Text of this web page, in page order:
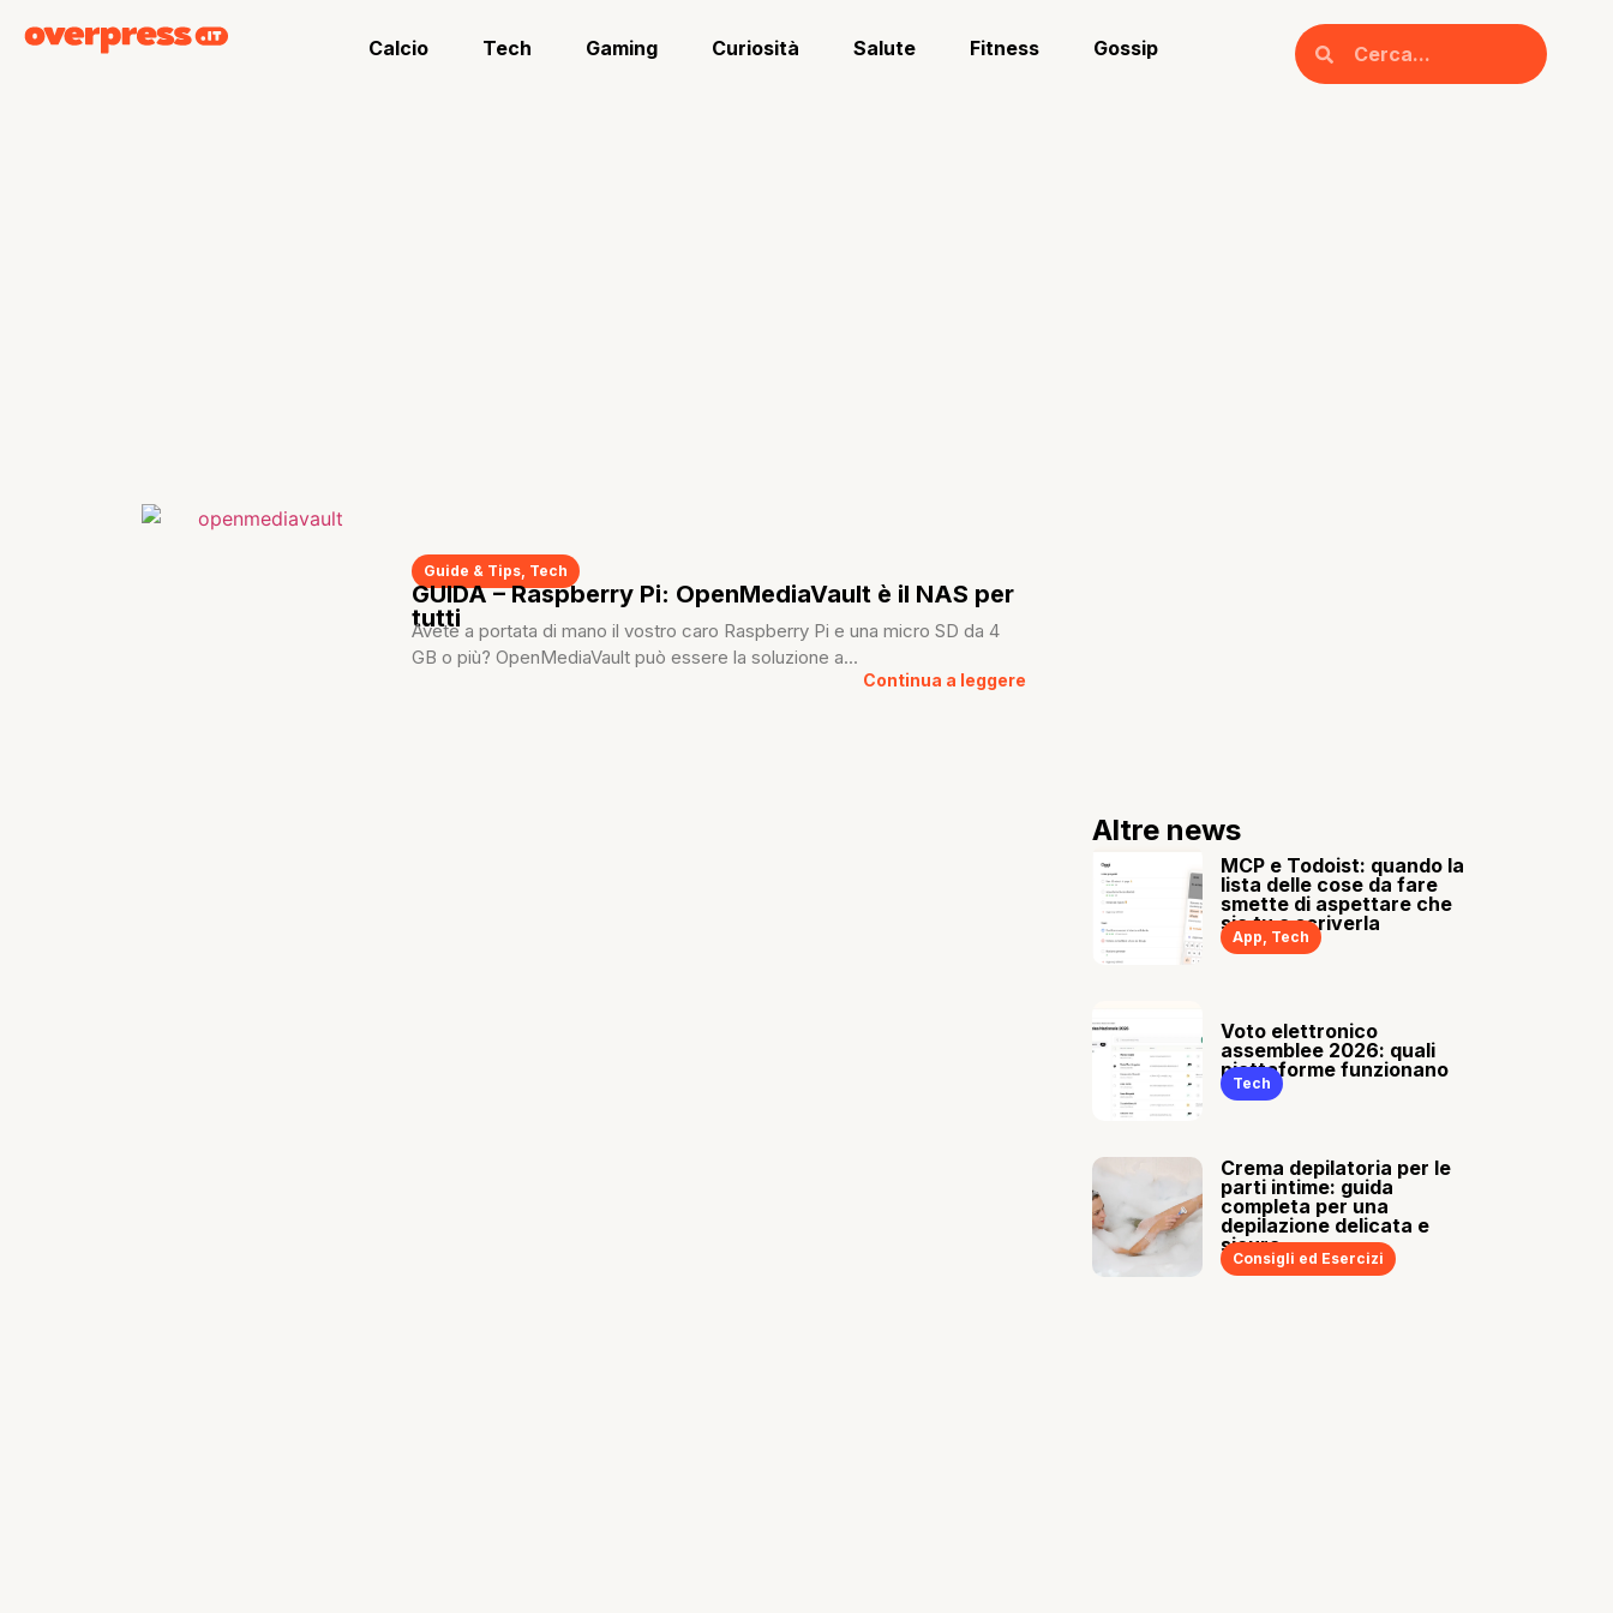
Calcio Tech Gaming Curiosità Salute Fitness Gossip
Guide & Tips, Tech
GUIDA – Raspberry Pi: OpenMediaVault è il NAS per
tutti
Avete a portata di mano il vostro caro Raspberry Pi e una micro SD da 4
GB o più? OpenMediaVault può essere la soluzione a...
Continua a leggere
Altre news
MCP e Todoist: quando la
lista delle cose da fare
smette di aspettare che
sia tu a scriverla
App, Tech
Voto elettronico
assemblee 2026: quali
piattaforme funzionano
Tech
Crema depilatoria per le
parti intime: guida
completa per una
depilazione delicata e
sicura
Consigli ed Esercizi